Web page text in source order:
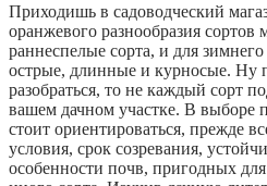
Приходишь в садоводческий
оранжевого разнообразия сортов
раннеспелые сорта, и для
острые, длинные и курносые. Ну
разобраться, то не каждый сорт
вашем дачном участке. В выборе
стоит ориентироваться, прежде
условия, срок созревания,
особенности почв, пригодных